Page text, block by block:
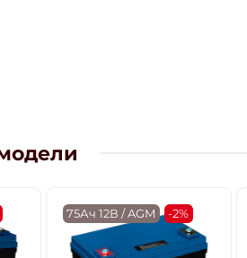
75Ач 12В / AGM -2%